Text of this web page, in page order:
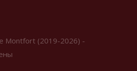
Montfort (2019-2026) -